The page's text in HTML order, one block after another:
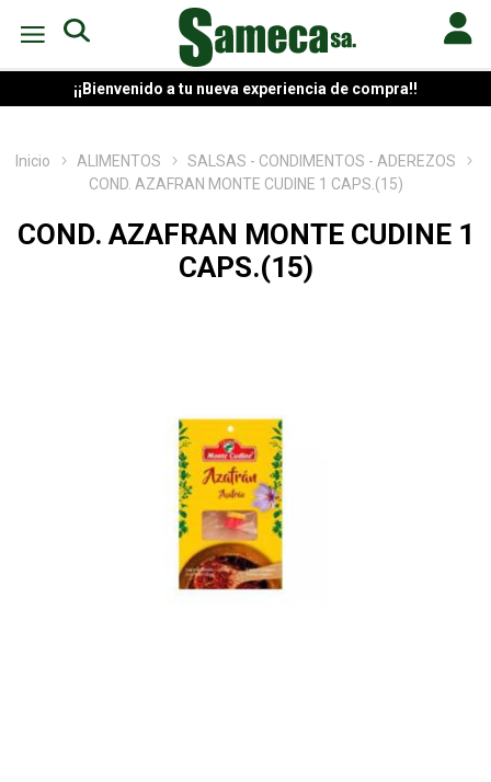
¡¡Bienvenido a tu nueva experiencia de compra!!
Inicio ALIMENTOS
SALSAS - CONDIMENTOS - ADEREZOS
COND. AZAFRAN MONTE CUDINE 1 CAPS.(15)
COND. AZAFRAN MONTE CUDINE 1
CAPS.(15)